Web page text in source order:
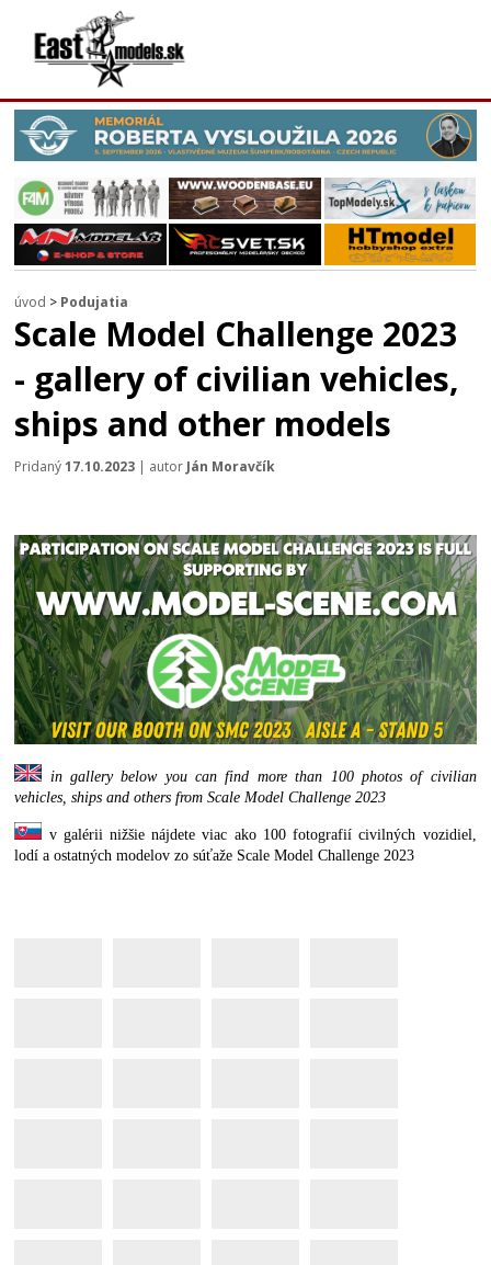
úvod > Podujatia
Scale Model Challenge 2023
- gallery of civilian vehicles,
ships and other models
Pridaný17.10.2023 | autorJán Moravčík
in gallery below you can find more than 100 photos of civilian
vehicles, ships and others from Scale Model Challenge 2023
v galérii nižšie nájdete viac ako 100 fotografií civilných vozidiel,
lodí a ostatných modelov zo súťaže Scale Model Challenge 2023